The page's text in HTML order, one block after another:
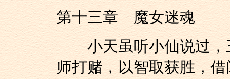
第十三章 魔女迷魂
小天虽听小仙说过，
师打赌，以智取获胜，